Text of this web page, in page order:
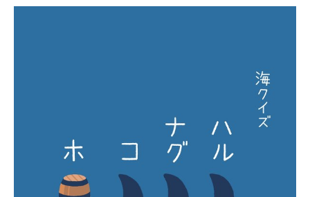
経営リーダーのコミュニティ
マーケ×ITの今がよく分かる